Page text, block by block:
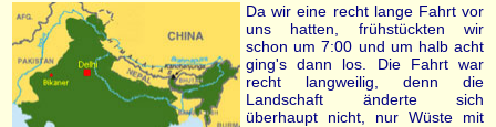
Da wir eine recht lange Fahrt vor
uns hatten, frühstückten wir
schon um 7:00 und um halb acht
ging's dann los. Die Fahrt war
recht langweilig, denn die
Landschaft änderte sich
überhaupt nicht, nur Wüste mit